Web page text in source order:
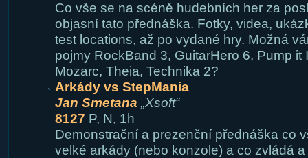
Co vše se na scéně hudebních her za
objasní tato přednáška. Fotky, videa,
test locations, až po vydané hry. Možná
pojmy RockBand 3, GuitarHero 6, Pump it
Mozarc, Theia, Technika 2?
Arkády vs StepMania
Jan Smetana „Xsoft“
8127 P, N, 1h
Demonstrační a prezenční přednáška co
velké arkády (nebo konzole) a co zvládá